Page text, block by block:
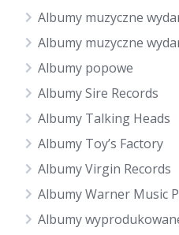
Albumy muzyczne
Albumy muzyczne
Albumy popowe
Albumy Sire Records
Albumy Talking Heads
Albumy Toy’s Factory
Albumy Virgin Records
Albumy Warner Music
Albumy